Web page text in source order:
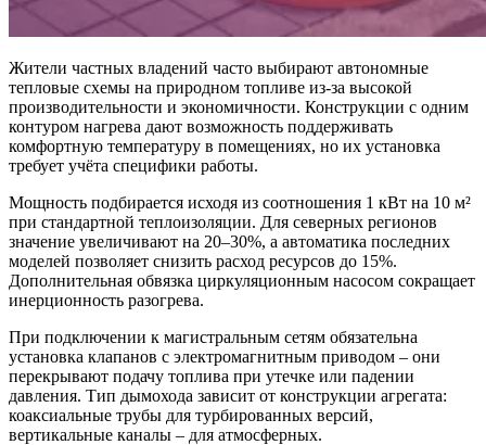
Жители частных владений часто выбирают автономные
тепловые схемы на природном топливе из-за высокой
производительности и экономичности. Конструкции с одним
контуром нагрева дают возможность поддерживать
комфортную температуру в помещениях, но их установка
требует учёта специфики работы.
Мощность подбирается исходя из соотношения 1 кВт на 10 м²
при стандартной теплоизоляции. Для северных регионов
значение увеличивают на 20–30%, а автоматика последних
моделей позволяет снизить расход ресурсов до 15%.
Дополнительная обвязка циркуляционным насосом сокращает
инерционность разогрева.
При подключении к магистральным сетям обязательна
установка клапанов с электромагнитным приводом – они
перекрывают подачу топлива при утечке или падении
давления. Тип дымохода зависит от конструкции агрегата:
коаксиальные трубы для турбированных версий,
вертикальные каналы – для атмосферных.